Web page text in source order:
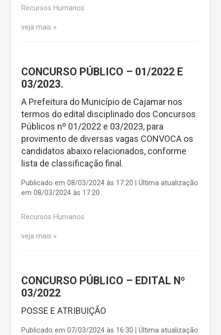
Recursos Humanos
veja mais
CONCURSO PÚBLICO – 01/2022 E
03/2023.
A Prefeitura do Município de Cajamar nos
termos do edital disciplinado dos Concursos
Públicos nº 01/2022 e 03/2023, para
provimento de diversas vagas CONVOCA os
candidatos abaixo relacionados, conforme
lista de classificação final.
Publicado em 08/03/2024 às 17:20 | Última atualização
em 08/03/2024 às 17:20
Recursos Humanos
veja mais
CONCURSO PÚBLICO – EDITAL Nº
03/2022
POSSE E ATRIBUIÇÃO
Publicado em 07/03/2024 às 16:30 | Última atualização